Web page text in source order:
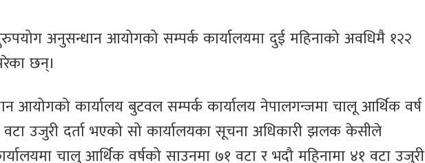
अनुसन्धान आयोगको सम्पर्क कार्यालयमा दुई महिनाको अवधिमै १२२
छन्।
आयोगको कार्यालय बुटवल सम्पर्क कार्यालय नेपालगन्जमा चालू आर्थिक वर्ष
उजुरी दर्ता भएको सो कार्यालयका सूचना अधिकारी झलक केसीले
चालु आर्थिक वर्षको साउनमा ७१ वटा र भदौ महिनामा ४१ वटा उजुरी